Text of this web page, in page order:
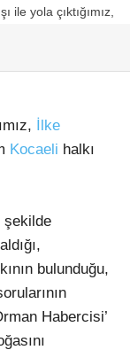
İlke
Kocaeli halkı
şekilde
bulunduğu,
Habercisi’